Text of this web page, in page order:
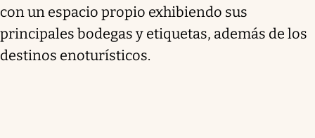
con un espacio propio exhibiendo sus
principales bodegas y etiquetas, además de los
destinos enoturísticos.